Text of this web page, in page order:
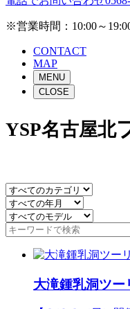
※営業時間：10:00～
CONTACT
MAP
MENU
CLOSE
YSP名古屋北
大滝鍾乳洞ツー